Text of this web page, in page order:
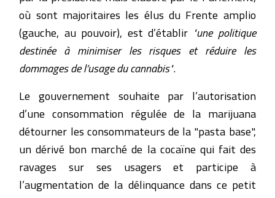
où sont majoritaires les élus du Frente amplio
(gauche, au pouvoir), est d’établir "une politique
destinée à minimiser les risques et réduire les
dommages de l’usage du cannabis".
Le gouvernement souhaite par l’autorisation
d’une consommation régulée de la marijuana
détourner les consommateurs de la "pasta base",
un dérivé bon marché de la cocaïne qui fait des
ravages sur ses usagers et participe à
l’augmentation de la délinquance dans ce petit